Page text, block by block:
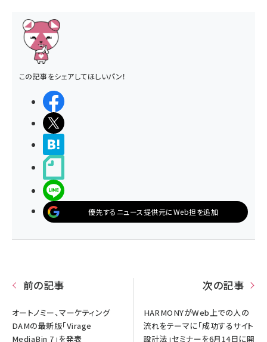
この記事をシェアしてほしいパン！
優先するニュース提供元にWeb担を追加
前の記事
オートノミー、マーケティング
DAMの最新版「Virage
MediaBin 7」を発表
次の記事
HARMONYがWeb上での人の
流れをテーマに「成功するサイト
設計法」セミナーを6月14日に開